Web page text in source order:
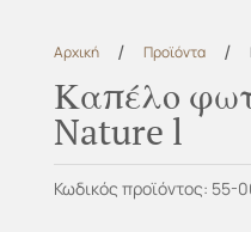
Αρχική / Προϊόντα /
Καπέλο
Nature l
Κωδικός προϊόντος: 55-